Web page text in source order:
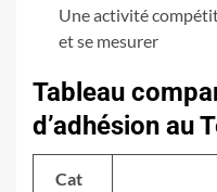
Une activité
et se mesurer
Tableau
d’adhésion au
Cat